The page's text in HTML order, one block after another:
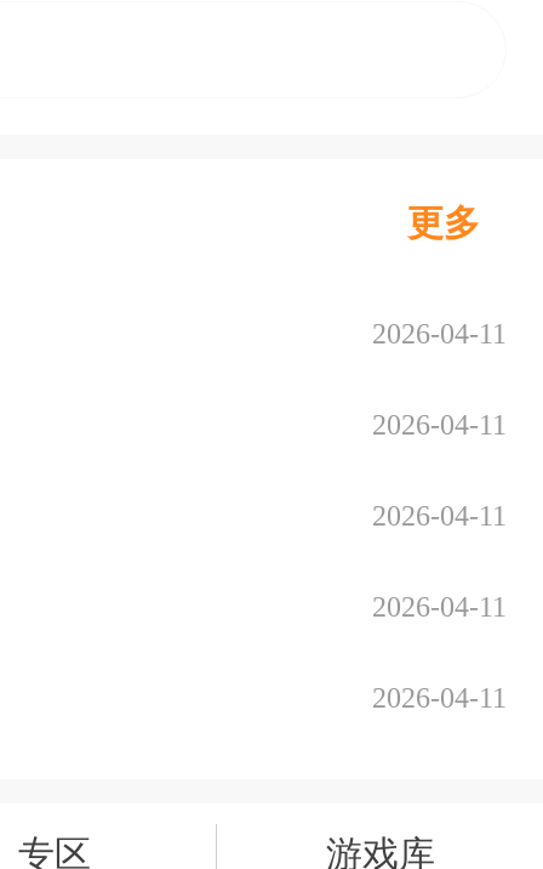
更多
2026-04-11
2026-04-11
2026-04-11
2026-04-11
2026-04-11
专区 游戏库